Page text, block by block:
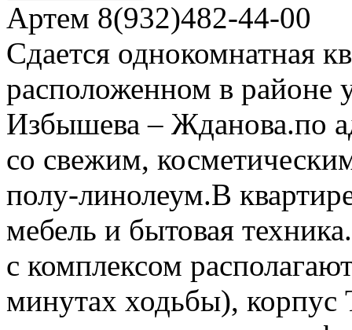
Артем 8(932)482-44-00
Сдается однокомнатная
расположенном в районе
Избышева – Жданова.по
со свежим,
полу-линолеум.В
мебель и бытовая
с комплексом
минутах ходьбы),